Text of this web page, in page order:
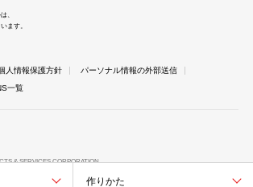
作りかた
、
ます。
人情報保護方針
パーソナル情報の外部送信
一覧
& SERVICES CORPORATION